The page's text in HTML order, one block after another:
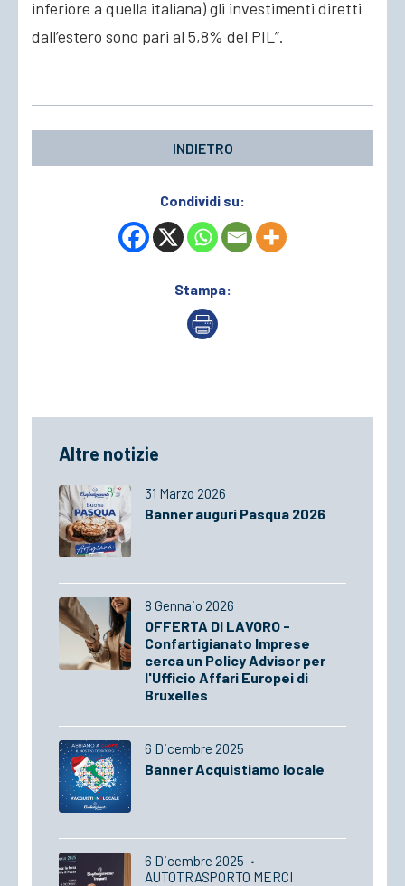
inferiore a quella italiana) gli investimenti diretti
dall’estero sono pari al 5,8% del PIL”.
INDIETRO
Condividi su:
Stampa:
Altre notizie
31 Marzo 2026
Banner auguri Pasqua 2026
8 Gennaio 2026
OFFERTA DI LAVORO -
Confartigianato Imprese
cerca un Policy Advisor per
l'Ufficio Affari Europei di
Bruxelles
6 Dicembre 2025
Banner Acquistiamo locale
6 Dicembre 2025 ·
AUTOTRASPORTO MERCI